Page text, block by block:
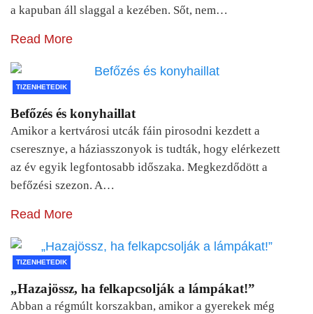
a kapuban áll slaggal a kezében. Sőt, nem…
Read More
TIZENHETEDIK
Befőzés és konyhaillat
Amikor a kertvárosi utcák fáin pirosodni kezdett a
cseresznye, a háziasszonyok is tudták, hogy elérkezett
az év egyik legfontosabb időszaka. Megkezdődött a
befőzési szezon. A…
Read More
TIZENHETEDIK
„Hazajössz, ha felkapcsolják a lámpákat!”
Abban a régmúlt korszakban, amikor a gyerekek még